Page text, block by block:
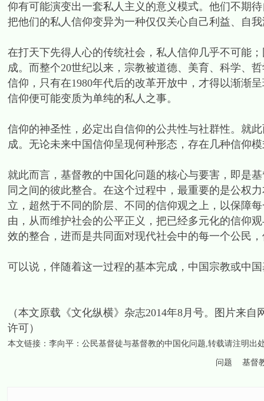
仰有可能演变出一套私人主义的意义模式。他们不期
把他们的私人信仰变异为一种仅仅关心自己利益、自
在打天下先得人心的传统社会，私人信仰几乎不可能
成。而整个20世纪以来，宗教被道德、美育、科学、
信仰，只有在1980年代后的改革开放中，才得以渐渐
信仰便可能变质为单纯的私人之事。
信仰的神圣性，必定出自信仰的公共性与社群性。就
成。无论未来中国信仰呈现何种形态，存在几种信仰
就此而言，基督教的中国化问题的核心与要害，即是
同之间的彼此整合。在这个过程中，最重要的是公权
立，超然于不同的阶层、不同的信仰观之上，以保障
由，从而维护社会的公平正义，把已经多元化的信仰
效的整合，进而是共同面对现代社会中的每一个公民
可以说，伴随着这一过程的基本完成，中国宗教或中
（本文原载《文化纵横》杂志2014年8月号。图片来
许可）
本文链接： 李向平：公民基督徒与基督教的中国化问题,转载请注明出
问题 基督